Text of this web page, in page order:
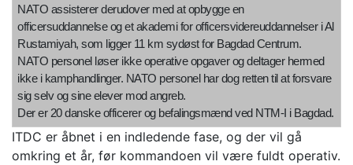
NATO assisterer derudover med at opbygge en
officersuddannelse og et akademi for officersvidereuddannelser i Al
Rustamiyah, som ligger 11 km sydøst for Bagdad Centrum.
NATO personel løser ikke operative opgaver og deltager hermed
ikke i kamphandlinger. NATO personel har dog retten til at forsvare
sig selv og sine elever mod angreb.
Der er 20 danske officerer og befalingsmænd ved NTM-I i Bagdad.
ITDC er åbnet i en indledende fase, og der vil gå
omkring et år, før kommandoen vil være fuldt operativ.